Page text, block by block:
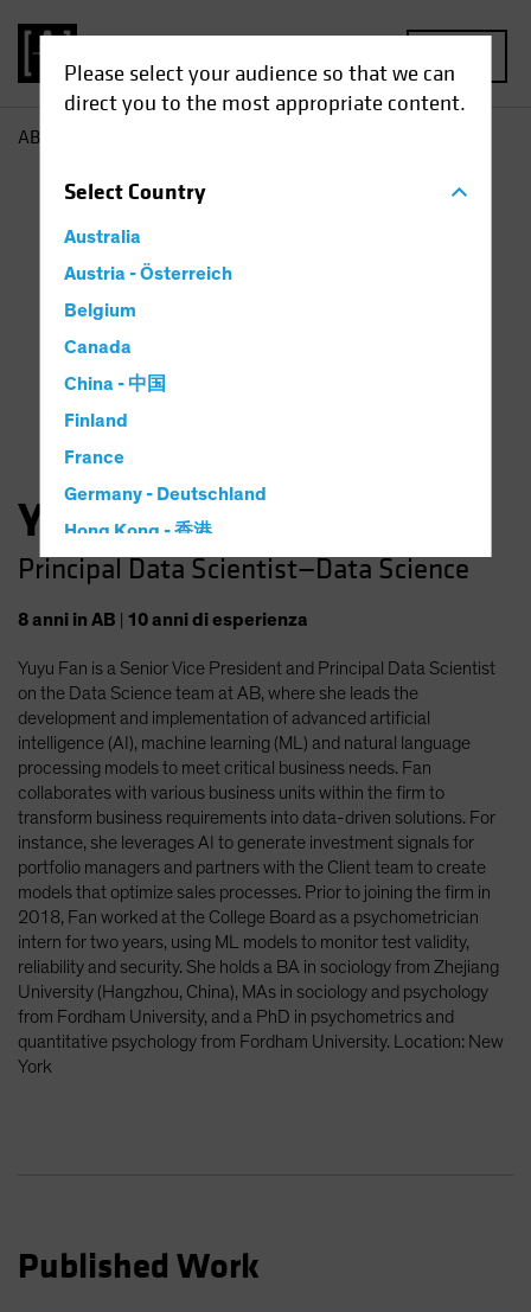
Please select your audience so that we can
direct you to the most appropriate content.
SelectCountry
Australia
Austria - Österreich
Belgium
Canada
China - 中国
Finland
France
Germany - Deutschland
Hong Kong - 香港
Hungary
Japan - 日本
Latin America
Luxembourg and Other EMEA
Netherlands
New Zealand
Norway
Other Asia-Pacific
Poland
Portugal
Singapore
South Korea - 대한민국
United States (US Citizens)
AB
Yuyu Fan
Principal Data Scientist—Data Science
8anni in AB 10anni di esperienza
Yuyu Fan is a Senior Vice President and Principal Data Scientist
on the Data Science team at AB, where she leads the
development and implementation of advanced artificial
intelligence (AI), machine learning (ML) and natural language
processing models to meet critical business needs. Fan
collaborates with various business units within the firm to
transform business requirements into data-driven solutions. For
instance, she leverages AI to generate investment signals for
portfolio managers and partners with the Client team to create
models that optimize sales processes. Prior to joining the firm in
2018, Fan worked at the College Board as a psychometrician
intern for two years, using ML models to monitor test validity,
reliability and security. She holds a BA in sociology from Zhejiang
University (Hangzhou, China), MAs in sociology and psychology
from Fordham University, and a PhD in psychometrics and
quantitative psychology from Fordham University. Location: New
York
Published Work